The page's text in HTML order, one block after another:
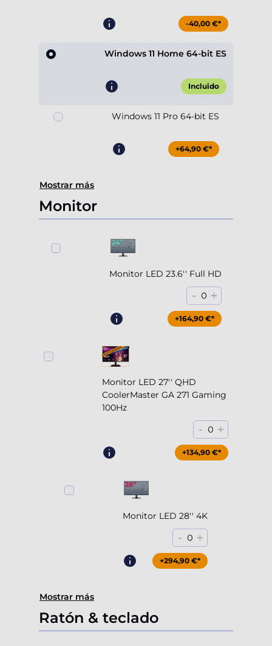
-40,00 €*
Windows 11 Home 64-bit ES
Incluido
Windows 11 Pro 64-bit ES
+64,90 €*
Mostrar más
Monitor
Monitor LED 23.6'' Full HD
- 0 +
+164,90 €*
Monitor LED 27'' QHD
CoolerMaster GA 271 Gaming
100Hz
- 0 +
+204,90 €*
+134,90 €*
Monitor LED 28'' 4K
- 0 +
+294,90 €*
Mostrar más
Ratón & teclado